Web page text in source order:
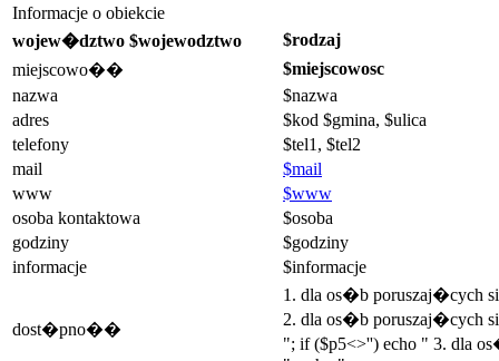
Informacje o obiekcie
wojew�dztwo $wojewodztwo
$rodzaj
miejscowo��
$miejscowosc
nazwa
$nazwa
adres
$kod $gmina, $ulica
telefony
$tel1, $tel2
mail
$mail
www
$www
osoba kontaktowa
$osoba
godziny
$godziny
informacje
$informacje
dost�pno��
1. dla os�b poruszaj�cych
2. dla os�b poruszaj�cych
"; if ($p5<>'') echo " 3. dla